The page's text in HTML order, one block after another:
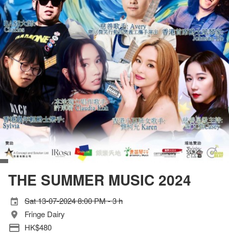
THE SUMMER MUSIC 2024
Sat 13-07-2024 8:00 PM - 3 h
Fringe Dairy
HK$480